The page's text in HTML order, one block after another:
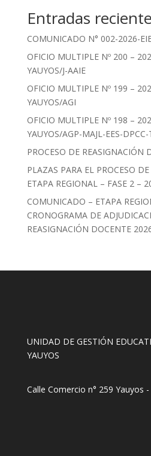
Entradas
COMUNICADO N° 002-2026-
OFICIO MULTIPLE Nº 200 –
YAUYOS/J-AAIE
OFICIO MULTIPLE Nº 199 –
YAUYOS/AGI
OFICIO MULTIPLE Nº 198 –
YAUYOS/AGP-MAJL-EES-DPCC-
PROCESO DE REASIGNACIÓN
PLAZAS PARA EL PROCESO
ETAPA REGIONAL – FASE 2 –
COMUNICADO – ETAPA
CRONOGRAMA DE
REASIGNACIÓN DOCENTE
UNIDAD DE GESTIÓN
YAUYOS
Calle Comercio n° 259 Yauyos